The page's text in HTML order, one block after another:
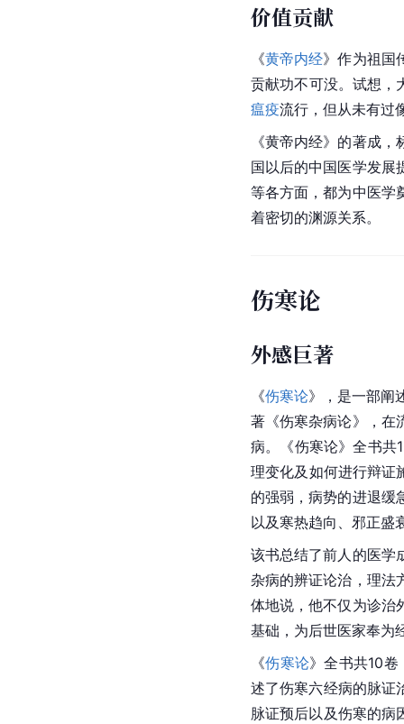
价值贡献
《黄帝内经》作为祖国
贡献功不可没。试想，
瘟疫流行，但从未有过
《黄帝内经》的著成
国以后的中国医学发展
等各方面，都为中医学
着密切的渊源关系。
伤寒论
外感巨著
《伤寒论》，是一部阐
著《伤寒杂病论》，在
病。《伤寒论》全书共
理变化及如何进行辩证
的强弱，病势的进退缓
以及寒热趋向、邪正盛
该书总结了前人的医学
杂病的辨证论治，理法
体地说，他不仅为诊治
基础，为后世医家奉为
《伤寒论》全书共10
述了伤寒六经病的脉证
脉证预后以及伤寒的